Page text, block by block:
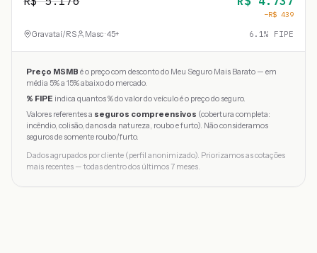
−R$ 439
Gravataí/RS Masc · 45+ 6.1% FIPE
Preço MSMB é o preço com desconto do Meu Seguro Mais Barato — em
média 5% a 15% abaixo do mercado.
% FIPE indica quantos % do valor do veículo é o preço do seguro.
Valores referentes a seguros compreensivos (cobertura completa:
incêndio, colisão, danos da natureza, roubo e furto). Não consideramos
seguros de somente roubo/furto.
Dados agrupados por cliente (perfil anonimizado). Priorizamos as cotações
mais recentes — todas dentro dos últimos 7 meses.